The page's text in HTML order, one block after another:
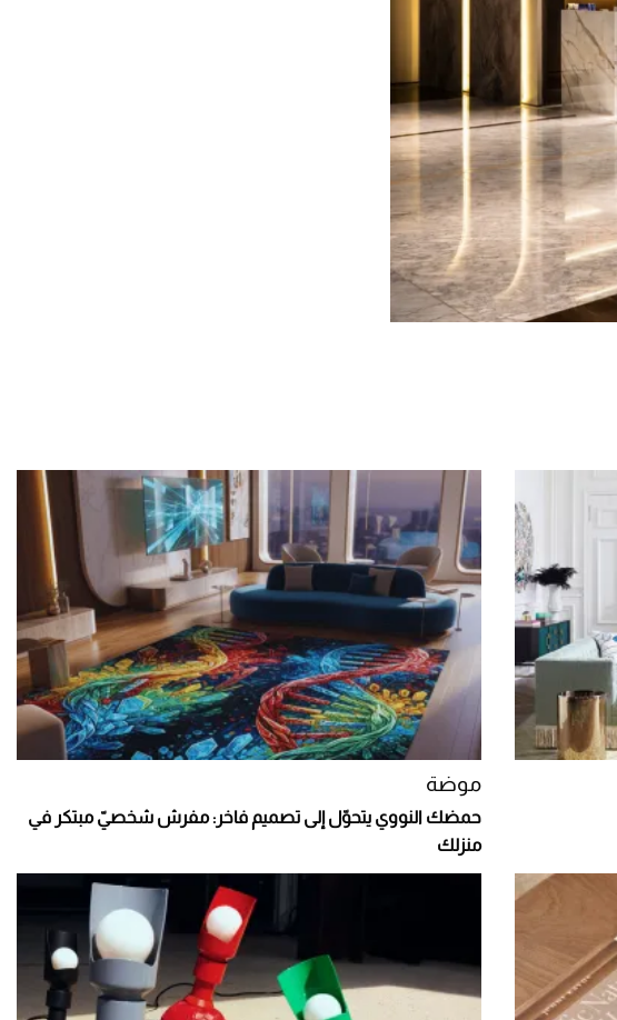
موضة
حمضك النووي يتحوّل إلى تصميم فاخر: مفرش شخصيّ مبتكر في
منزلك